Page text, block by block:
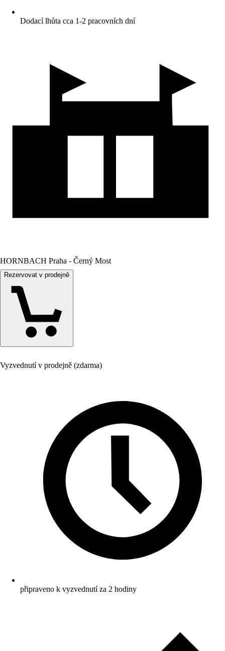
Dodací lhůta cca 1-2 pracovních dní
HORNBACH Praha - Černý Most
Rezervovat v prodejně
Vyzvednutí v prodejně (zdarma)
připraveno k vyzvednutí za 2 hodiny